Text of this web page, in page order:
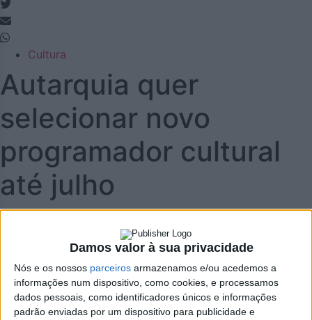
Damos valor à sua privacidade
Nós e os nossos parceiros armazenamos e/ou acedemos a
informações num dispositivo, como cookies, e processamos
dados pessoais, como identificadores únicos e informações
padrão enviadas por um dispositivo para publicidade e
Cultura
Autarquia quer
selecionar novo
programador cultural
até julho
responsável terá o papel de ligar a cultura em todo o